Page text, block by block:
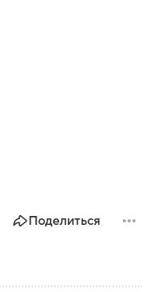
Поделиться